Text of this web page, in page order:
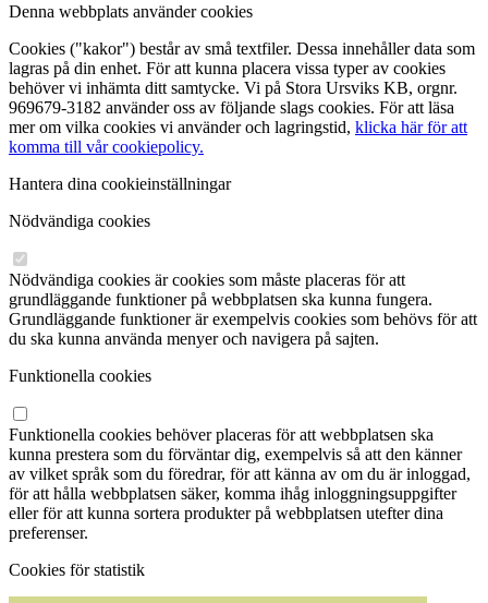
Denna webbplats använder cookies
Cookies ("kakor") består av små textfiler. Dessa innehåller data som
lagras på din enhet. För att kunna placera vissa typer av cookies
behöver vi inhämta ditt samtycke. Vi på Stora Ursviks KB, orgnr.
969679-3182 använder oss av följande slags cookies. För att läsa
mer om vilka cookies vi använder och lagringstid, klicka här för att
komma till vår cookiepolicy.
Hantera dina cookieinställningar
Nödvändiga cookies
Nödvändiga cookies är cookies som måste placeras för att
grundläggande funktioner på webbplatsen ska kunna fungera.
Grundläggande funktioner är exempelvis cookies som behövs för att
du ska kunna använda menyer och navigera på sajten.
Funktionella cookies
Funktionella cookies behöver placeras för att webbplatsen ska
kunna prestera som du förväntar dig, exempelvis så att den känner
av vilket språk som du föredrar, för att känna av om du är inloggad,
för att hålla webbplatsen säker, komma ihåg inloggningsuppgifter
eller för att kunna sortera produkter på webbplatsen utefter dina
preferenser.
Cookies för statistik